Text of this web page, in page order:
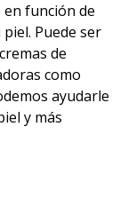
función de
Puede ser
de
como
ayudarle
y más